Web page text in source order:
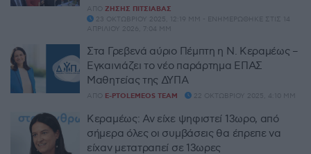
ΑΠΌ ΖΉΣΗΣ ΠΙΤΣΙΆΒΑΣ
23 ΟΚΤΩΒΡΊΟΥ 2025, 12:19 ΜΜ - ΕΝΗΜΕΡΏΘΗΚΕ ΣΤΙΣ 14
ΑΠΡΙΛΊΟΥ 2026, 7:04 ΜΜ
Στα Γρεβενά αύριο Πέμπτη η Ν. Κεραμέως –
Εγκαινιάζει το νέο παράρτημα ΕΠΑΣ
Μαθητείας της ΔΥΠΑ
ΑΠΌ E-PTOLEMEOS TEAM 22 ΟΚΤΩΒΡΊΟΥ 2025, 4:10 ΜΜ
Κεραμέως: Αν είχε ψηφιστεί 13ωρο, από
σήμερα όλες οι συμβάσεις θα έπρεπε να
είχαν μετατραπεί σε 13ωρες